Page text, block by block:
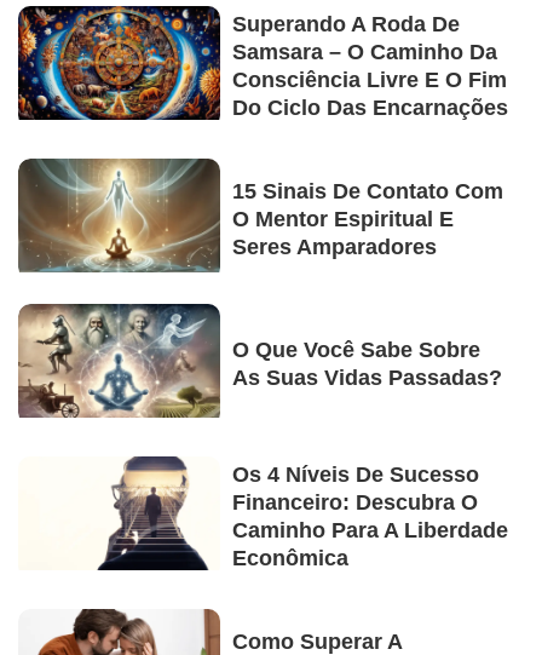
Superando A Roda De
Samsara – O Caminho Da
Consciência Livre E O Fim
Do Ciclo Das Encarnações
15 Sinais De Contato Com
O Mentor Espiritual E
Seres Amparadores
O Que Você Sabe Sobre
As Suas Vidas Passadas?
Os 4 Níveis De Sucesso
Financeiro: Descubra O
Caminho Para A Liberdade
Econômica
Como Superar A